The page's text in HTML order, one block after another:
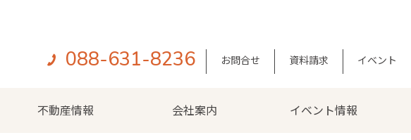
088-631-8236 お問合せ 資料請求 イベント
不動産情報 会社案内 イベント情報